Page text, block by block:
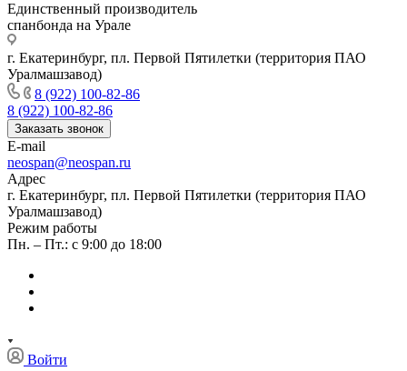
Единственный производитель
спанбонда на Урале
г. Екатеринбург, пл. Первой Пятилетки (территория ПАО
Уралмашзавод)
8 (922) 100-82-86
8 (922) 100-82-86
Заказать звонок
E-mail
neospan@neospan.ru
Адрес
г. Екатеринбург, пл. Первой Пятилетки (территория ПАО
Уралмашзавод)
Режим работы
Пн. – Пт.: с 9:00 до 18:00
Войти